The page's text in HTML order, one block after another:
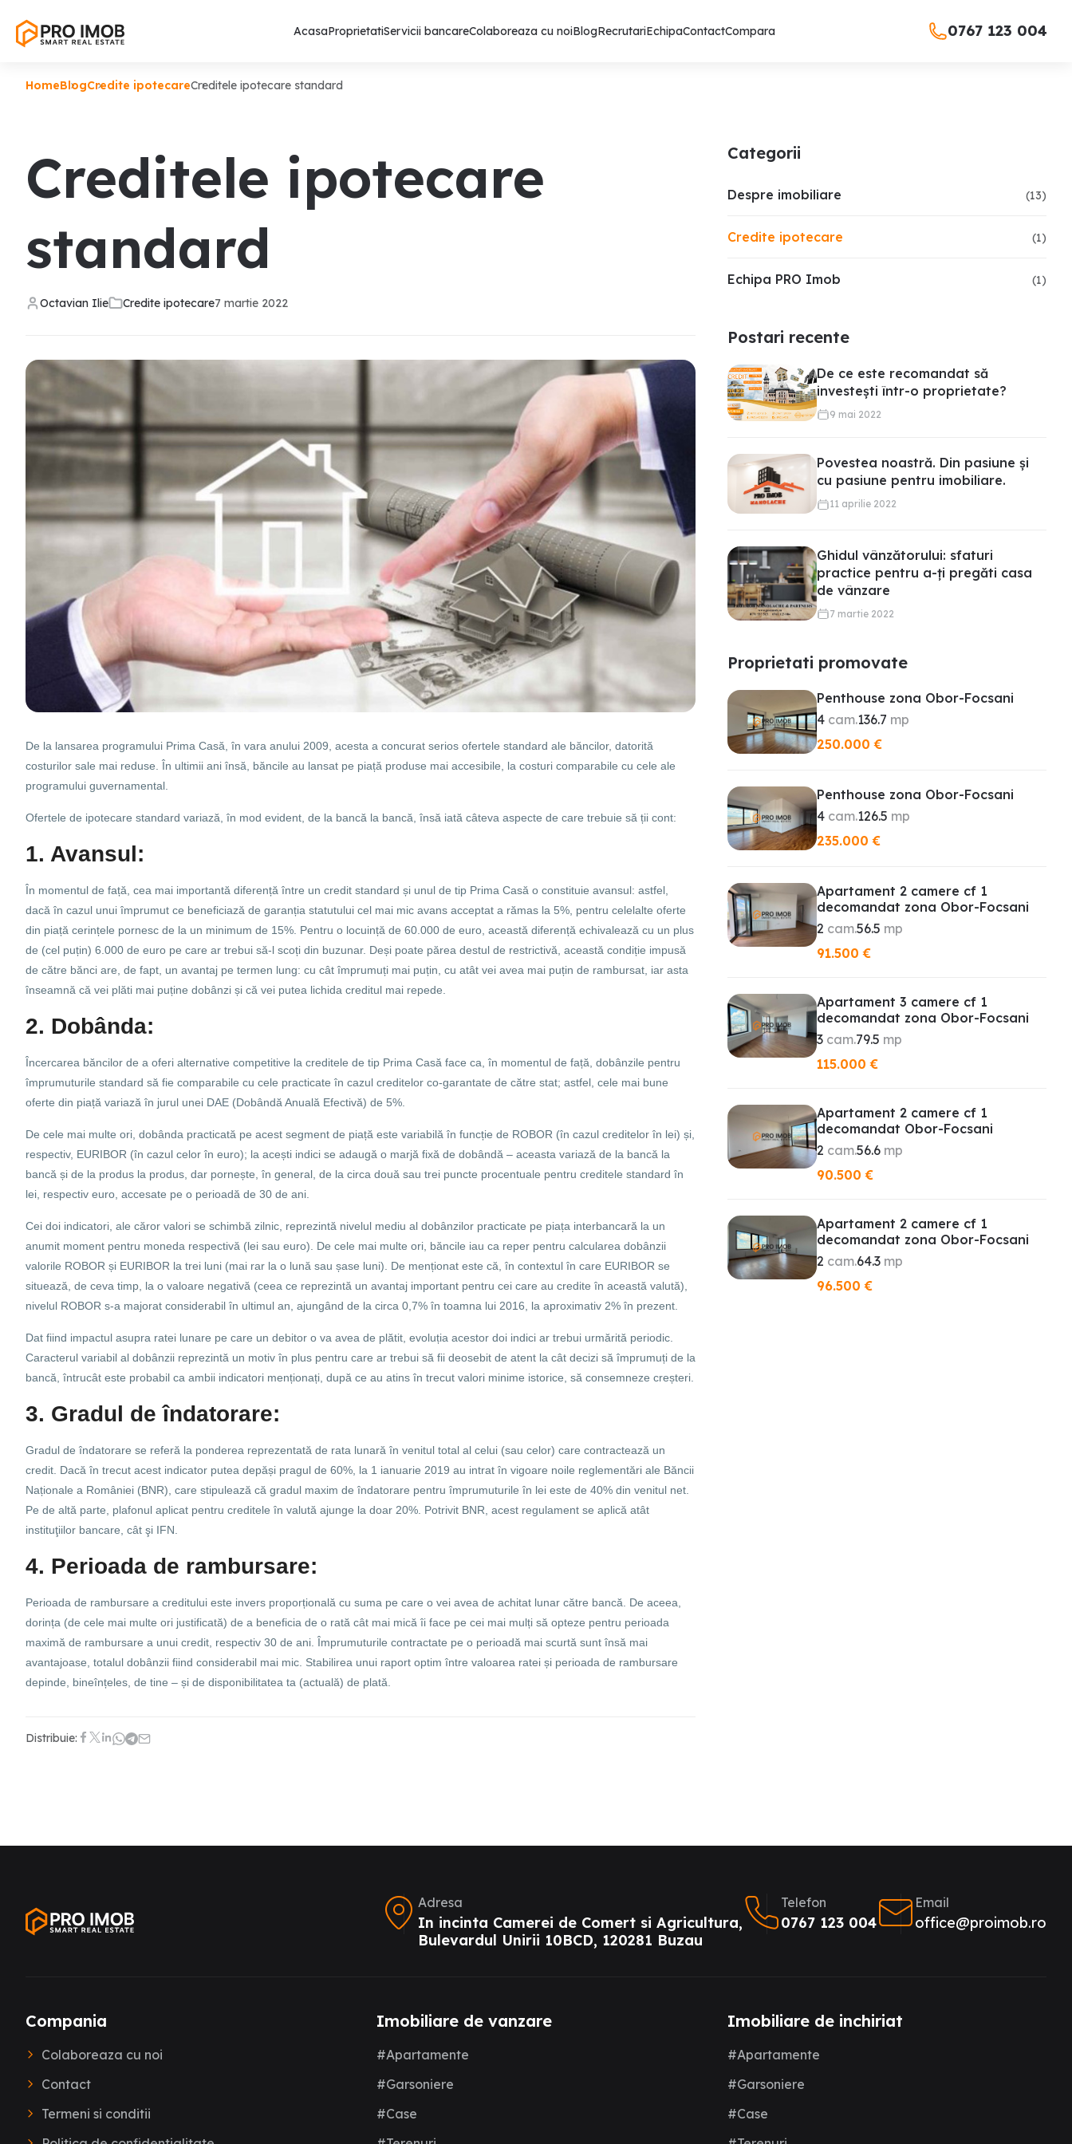
AcasaProprietatiServicii bancareColaboreaza cu noiBlogRecrutariEchipaContactCompara 0767 123 004
HomeBlogCredite ipotecareCreditele ipotecare standard
Creditele ipotecare
standard
Octavian Ilie Credite ipotecare7 martie 2022
De la lansarea programului Prima Casă, în vara anului 2009, acesta a concurat serios ofertele standard ale băncilor, datorită
costurilor sale mai reduse. În ultimii ani însă, băncile au lansat pe piață produse mai accesibile, la costuri comparabile cu cele ale
programului guvernamental.
Ofertele de ipotecare standard variază, în mod evident, de la bancă la bancă, însă iată câteva aspecte de care trebuie să ții cont:
1. Avansul:
În momentul de față, cea mai importantă diferență între un credit standard și unul de tip Prima Casă o constituie avansul: astfel,
dacă în cazul unui împrumut ce beneficiază de garanția statutului cel mai mic avans acceptat a rămas la 5%, pentru celelalte oferte
din piață cerințele pornesc de la un minimum de 15%. Pentru o locuință de 60.000 de euro, această diferență echivalează cu un plus
de (cel puțin) 6.000 de euro pe care ar trebui să-l scoți din buzunar. Deși poate părea destul de restrictivă, această condiție impusă
de către bănci are, de fapt, un avantaj pe termen lung: cu cât împrumuți mai puțin, cu atât vei avea mai puțin de rambursat, iar asta
înseamnă că vei plăti mai puține dobânzi și că vei putea lichida creditul mai repede.
2. Dobânda:
Încercarea băncilor de a oferi alternative competitive la creditele de tip Prima Casă face ca, în momentul de față, dobânzile pentru
împrumuturile standard să fie comparabile cu cele practicate în cazul creditelor co-garantate de către stat; astfel, cele mai bune
oferte din piață variază în jurul unei DAE (Dobândă Anuală Efectivă) de 5%.
De cele mai multe ori, dobânda practicată pe acest segment de piață este variabilă în funcție de ROBOR (în cazul creditelor în lei) și,
respectiv, EURIBOR (în cazul celor în euro); la acești indici se adaugă o marjă fixă de dobândă – aceasta variază de la bancă la
bancă și de la produs la produs, dar pornește, în general, de la circa două sau trei puncte procentuale pentru creditele standard în
lei, respectiv euro, accesate pe o perioadă de 30 de ani.
Cei doi indicatori, ale căror valori se schimbă zilnic, reprezintă nivelul mediu al dobânzilor practicate pe piața interbancară la un
anumit moment pentru moneda respectivă (lei sau euro). De cele mai multe ori, băncile iau ca reper pentru calcularea dobânzii
valorile ROBOR și EURIBOR la trei luni (mai rar la o lună sau șase luni). De menționat este că, în contextul în care EURIBOR se
situează, de ceva timp, la o valoare negativă (ceea ce reprezintă un avantaj important pentru cei care au credite în această valută),
nivelul ROBOR s-a majorat considerabil în ultimul an, ajungând de la circa 0,7% în toamna lui 2016, la aproximativ 2% în prezent.
Dat fiind impactul asupra ratei lunare pe care un debitor o va avea de plătit, evoluția acestor doi indici ar trebui urmărită periodic.
Caracterul variabil al dobânzii reprezintă un motiv în plus pentru care ar trebui să fii deosebit de atent la cât decizi să împrumuți de la
bancă, întrucât este probabil ca ambii indicatori menționați, după ce au atins în trecut valori minime istorice, să consemneze creșteri.
3. Gradul de îndatorare:
Gradul de îndatorare se referă la ponderea reprezentată de rata lunară în venitul total al celui (sau celor) care contractează un
credit. Dacă în trecut acest indicator putea depăși pragul de 60%, la 1 ianuarie 2019 au intrat în vigoare noile reglementări ale Băncii
Naționale a României (BNR), care stipulează că gradul maxim de îndatorare pentru împrumuturile în lei este de 40% din venitul net.
Pe de altă parte, plafonul aplicat pentru creditele în valută ajunge la doar 20%. Potrivit BNR, acest regulament se aplică atât
instituţiilor bancare, cât şi IFN.
4. Perioada de rambursare:
Perioada de rambursare a creditului este invers proporțională cu suma pe care o vei avea de achitat lunar către bancă. De aceea,
dorința (de cele mai multe ori justificată) de a beneficia de o rată cât mai mică îi face pe cei mai mulți să opteze pentru perioada
maximă de rambursare a unui credit, respectiv 30 de ani. Împrumuturile contractate pe o perioadă mai scurtă sunt însă mai
avantajoase, totalul dobânzii fiind considerabil mai mic. Stabilirea unui raport optim între valoarea ratei și perioada de rambursare
depinde, bineînțeles, de tine – și de disponibilitatea ta (actuală) de plată.
Distribuie:
Categorii
Despre imobiliare (13)
Credite ipotecare (1)
Echipa PRO Imob (1)
Postari recente
De ce este recomandat să
investești într-o proprietate?
9 mai 2022
Povestea noastră. Din pasiune și
cu pasiune pentru imobiliare.
11 aprilie 2022
Ghidul vânzătorului: sfaturi
practice pentru a-ți pregăti casa
de vânzare
7 martie 2022
Proprietati promovate
Penthouse zona Obor-Focsani
4 cam.136.7 mp
250.000 €
Penthouse zona Obor-Focsani
4 cam.126.5 mp
235.000 €
Apartament 2 camere cf 1
decomandat zona Obor-Focsani
2 cam.56.5 mp
91.500 €
Apartament 3 camere cf 1
decomandat zona Obor-Focsani
3 cam.79.5 mp
115.000 €
Apartament 2 camere cf 1
decomandat Obor-Focsani
2 cam.56.6 mp
90.500 €
Apartament 2 camere cf 1
decomandat zona Obor-Focsani
2 cam.64.3 mp
96.500 €
Adresa
In incinta Camerei de Comert si Agricultura,
Bulevardul Unirii 10BCD, 120281 Buzau
Telefon
0767 123 004
Email
office@proimob.ro
Compania
Colaboreaza cu noi
Contact
Termeni si conditii
Imobiliare de vanzare
#Apartamente
#Garsoniere
#Case
Imobiliare de inchiriat
#Apartamente
#Garsoniere
#Case